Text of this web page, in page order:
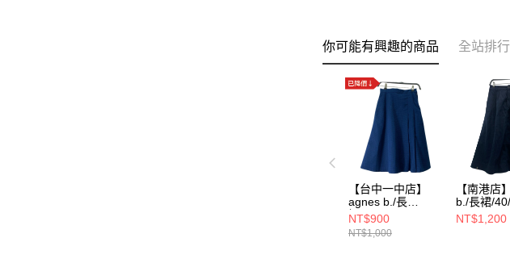
你可能有興趣的商品 全站排行
【台中一中店】
agnes b./長
裙/36/K251QU9S
NT$900
NT$1,000
【南港店
b./長裙/40/
NT$1,200